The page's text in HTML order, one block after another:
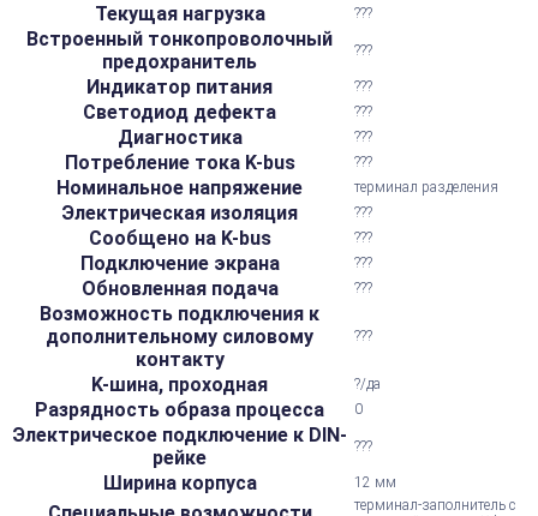
Текущая нагрузка ???
Встроенный тонкопроволочный
предохранитель
???
Индикатор питания ???
Светодиод дефекта ???
Диагностика ???
Потребление тока K-bus ???
Номинальное напряжение терминал разделения
Электрическая изоляция ???
Сообщено на K-bus ???
Подключение экрана ???
Обновленная подача ???
Возможность подключения к
дополнительному силовому
контакту
???
K-шина, проходная ?/да
Разрядность образа процесса 0
Электрическое подключение к DIN-
рейке
???
Ширина корпуса 12 мм
терминал-заполнитель с